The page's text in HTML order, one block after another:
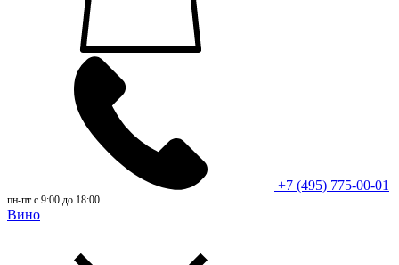
+7 (495) 775-00-01
пн-пт с 9:00 до 18:00
Вино